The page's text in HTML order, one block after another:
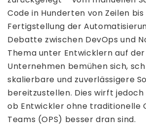
Code in Hunderten von Zeilen bis
Fertigstellung der
Debatte zwischen DevOps und
Thema unter Entwicklern auf
Unternehmen bemühen sich,
skalierbare und zuverlässigere
bereitzustellen. Dies wirft jedoch
ob Entwickler ohne traditionelle
Teams (OPS) besser dran sind.